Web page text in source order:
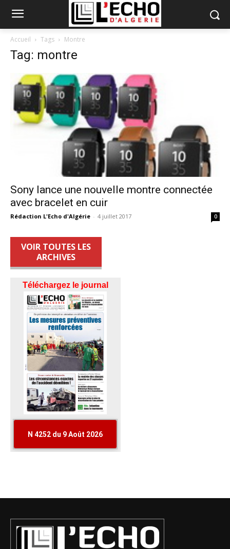
Accueil Tags Montre
Tag: montre
Sony lance une nouvelle montre connectée
avec bracelet en cuir
Rédaction L'Echo d'Algérie - 4 juillet 2017 0
VOIR TOUTES LES
ARCHIVES